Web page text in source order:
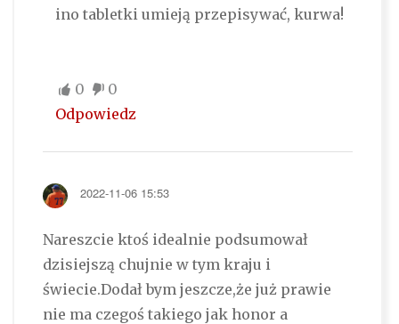
ino tabletki umieją przepisywać, kurwa!
0
0
Odpowiedz
2022-11-06 15:53
Nareszcie ktoś idealnie podsumował
dzisiejszą chujnie w tym kraju i
świecie.Dodał bym jeszcze,że już prawie
nie ma czegoś takiego jak honor a